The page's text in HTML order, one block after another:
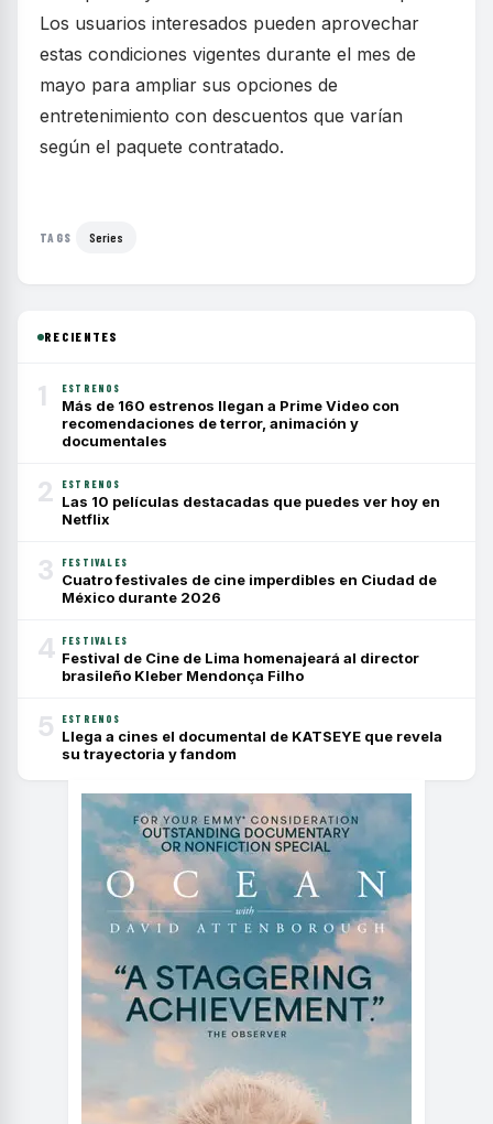
Los usuarios interesados pueden aprovechar
estas condiciones vigentes durante el mes de
mayo para ampliar sus opciones de
entretenimiento con descuentos que varían
según el paquete contratado.
TAGS Series
RECIENTES
1 ESTRENOS
Más de 160 estrenos llegan a Prime Video con
recomendaciones de terror, animación y
documentales
2 ESTRENOS
Las 10 películas destacadas que puedes ver hoy en
Netflix
3 FESTIVALES
Cuatro festivales de cine imperdibles en Ciudad de
México durante 2026
4 FESTIVALES
Festival de Cine de Lima homenajeará al director
brasileño Kleber Mendonça Filho
5 ESTRENOS
Llega a cines el documental de KATSEYE que revela
su trayectoria y fandom